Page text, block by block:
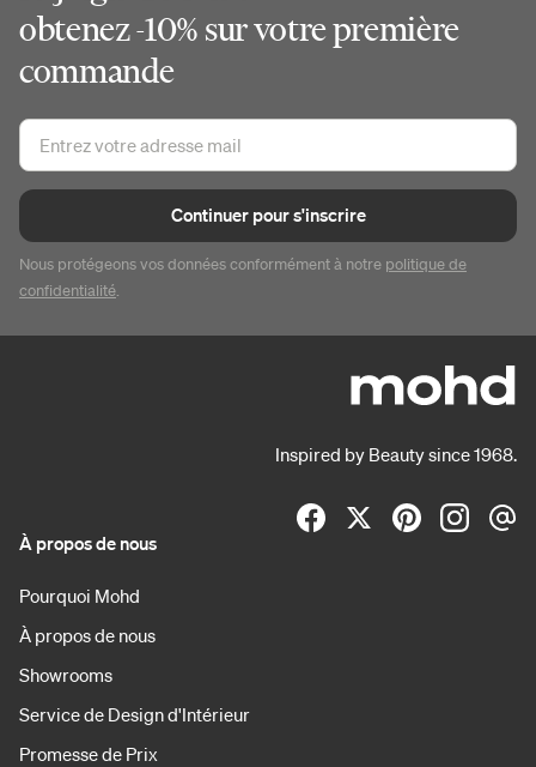
obtenez -10% sur votre première
commande
Continuer pour s'inscrire
Nous protégeons vos données conformément à notre politique de
confidentialité.
Inspired by Beauty since 1968.
À propos de nous
Pourquoi Mohd
À propos de nous
Showrooms
Service de Design d'Intérieur
Promesse de Prix